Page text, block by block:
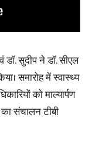
डॉ. सुदीप ने डॉ. सीएल
समारोह में स्वास्थ्य
को माल्यार्पण
संचालन टीबी